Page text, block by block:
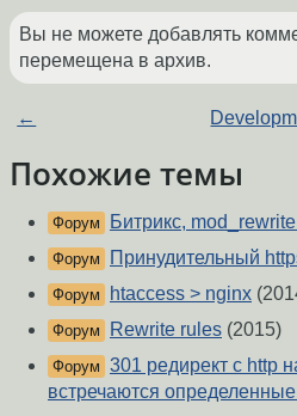
Вы не можете добавлять
перемещена в архив.
←
Похожие темы
Форум Битрикс,
Форум Принудительный
Форум htaccess > nginx
Форум Rewrite rules (2015)
Форум 301 редирект с http
встречаются